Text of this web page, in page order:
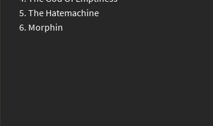
The Hatemachine
Morphin